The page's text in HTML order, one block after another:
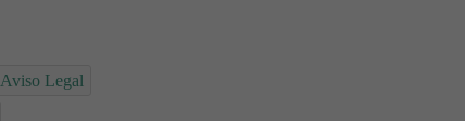
Aviso Legal